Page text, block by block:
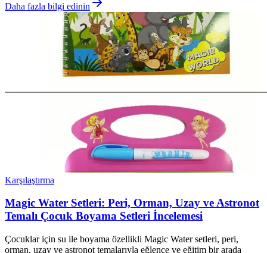
Daha fazla bilgi edinin
Karşılaştırma
Magic Water Setleri: Peri, Orman, Uzay ve Astronot
Temalı Çocuk Boyama Setleri İncelemesi
Çocuklar için su ile boyama özellikli Magic Water setleri, peri,
orman, uzay ve astronot temalarıyla eğlence ve eğitim bir arada